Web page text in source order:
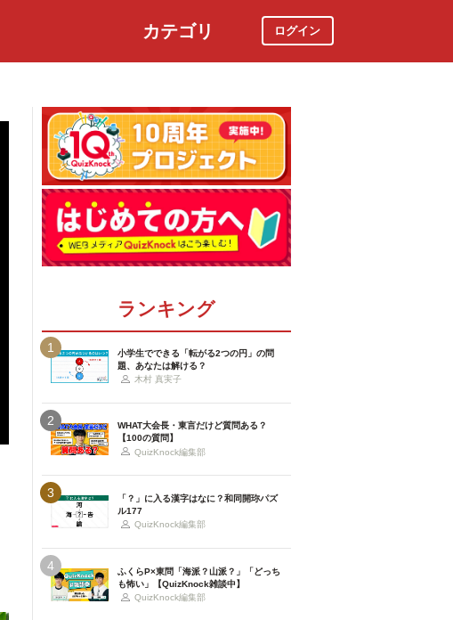
カテゴリ ログイン
ランキング
1
小学生でできる「転がる2つの円」の問
題、あなたは解ける？
木村 真実子
2
WHAT大会長・東言だけど質問ある？
【100の質問】
QuizKnock編集部
3
「？」に入る漢字はなに？和同開珎パズ
ル177
QuizKnock編集部
4
ふくらP×東問「海派？山派？」「どっち
も怖い」【QuizKnock雑談中】
QuizKnock編集部